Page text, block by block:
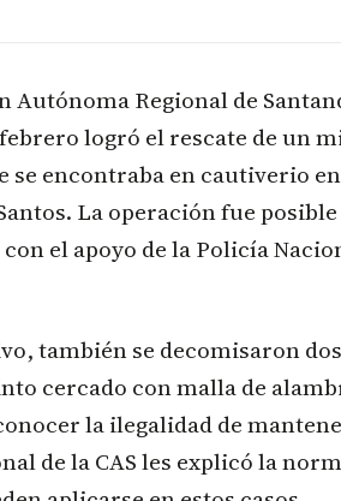
Autónoma Regional de
febrero logró el rescate de un
se encontraba en cautiverio
La operación fue
el apoyo de la Policía
también se decomisaron
cercado con malla de
la ilegalidad de
de la CAS les explicó la